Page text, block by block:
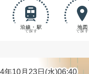
沿線・駅
で探す
地図
で探す
年10月23日(水)06:40